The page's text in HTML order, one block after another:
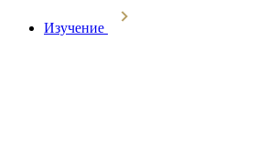
Изучение